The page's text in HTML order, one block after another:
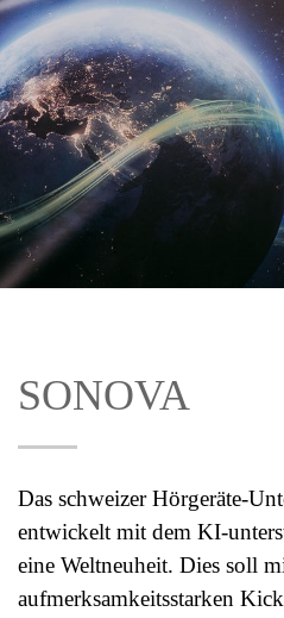
SONOVA
Das schweizer Hörgeräte-
entwickelt mit dem KI-
eine Weltneuheit. Dies soll
aufmerksamkeitsstarken